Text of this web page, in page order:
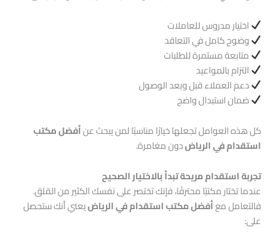
اختيار مدروس للعاملات
وضوح كامل في التعاقد
متابعة مستمرة للطلبات
التزام بالمواعيد
دعم العملاء قبل وبعد الوصول
ضمان استبدال واضح
كل هذه العوامل تجعلها خيارًا مناسبًا لمن يبحث عنأفضل مكتب
استقدام في الرياضدون مغامرة.
تجربة استقدام مريحة تبدأ بالاختيار الصحيح
عندما تختار مكتبًا محترفًا، فإنك تختصر على نفسك الكثير من القلق.
فالتعامل معأفضل مكتب استقدام في الرياضيعني أنك ستحصل
على: